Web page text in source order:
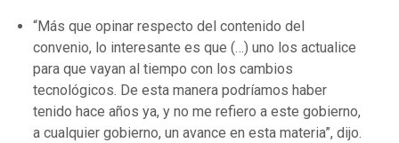
“Más que opinar respecto del contenido del
convenio, lo interesante es que (…) uno los actualice
para que vayan al tiempo con los cambios
tecnológicos. De esta manera podríamos haber
tenido hace años ya, y no me refiero a este gobierno,
a cualquier gobierno, un avance en esta materia”, dijo.